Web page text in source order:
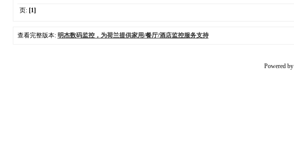
页: [1]
查看完整版本: 明杰数码监控，为荷兰提供家用/餐厅/酒店监控服务支持
Powered by